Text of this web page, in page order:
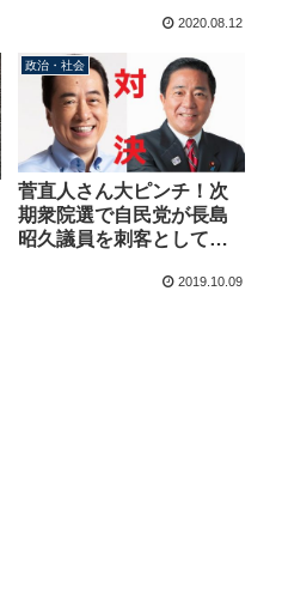
も不当逮捕ですよ！」
2020.08.12
政治・社会
菅直人さん大ピンチ！次
期衆院選で自民党が長島
昭久議員を刺客として送
2019.10.09